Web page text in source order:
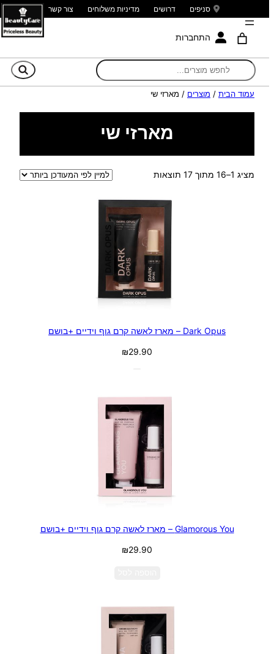
סניפים דרושים מדיניות משלוחים צור קשר
התחברות
עמוד הבית / מוצרים / מארזי שי
מארזי שי
מציג 1–16 מתוך 17 תוצאות
ממוין
הפריט
העדכני
ביותר
Dark Opus – מארז לאשה קרם גוף וידיים +בושם
₪29.90
Glamorous You – מארז לאשה קרם גוף וידיים +בושם
₪29.90